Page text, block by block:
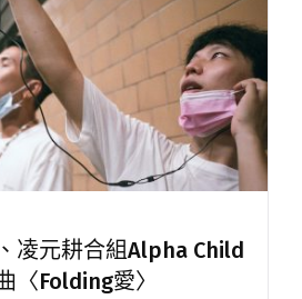
錄音室作品 黃金三角Alpha
凌元耕合組Alpha Child
〈Folding愛〉